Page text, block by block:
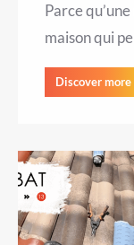
Parce
maison qui
Discover more